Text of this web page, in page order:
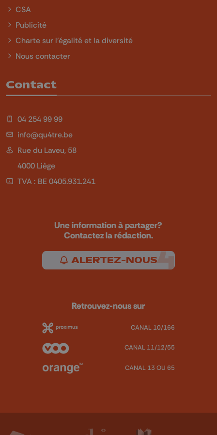
CSA
Publicité
Charte sur l'égalité et la diversité
Nous contacter
Contact
04 254 99 99
info@qu4tre.be
Rue du Laveu, 58
4000 Liège
TVA : BE 0405.931.241
Une information à partager?
Contactez la rédaction.
ALERTEZ-NOUS
Retrouvez-nous sur
CANAL 10/166
CANAL 11/12/55
CANAL 13 OU 65